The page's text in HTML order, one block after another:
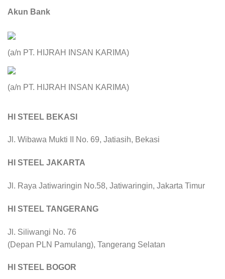
Akun Bank
(a/n PT. HIJRAH INSAN KARIMA)
(a/n PT. HIJRAH INSAN KARIMA)
HI STEEL BEKASI
Jl. Wibawa Mukti II No. 69, Jatiasih, Bekasi
HI STEEL JAKARTA
Jl. Raya Jatiwaringin No.58, Jatiwaringin, Jakarta Timur
HI STEEL TANGERANG
Jl. Siliwangi No. 76
(Depan PLN Pamulang), Tangerang Selatan
HI STEEL BOGOR